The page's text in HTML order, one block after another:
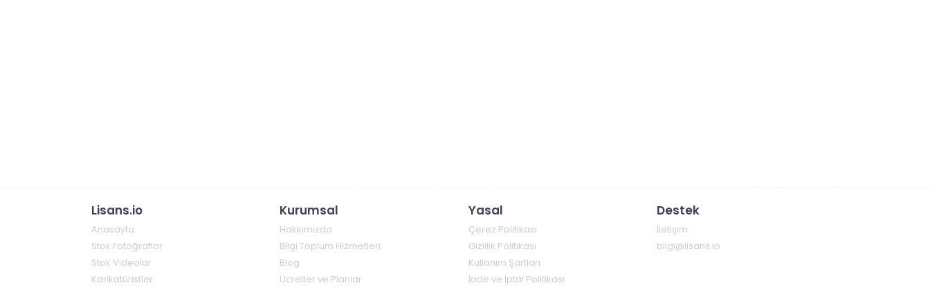
Lisans.io
Anasayfa
Stok Fotoğraflar
Stok Videolar
Karikatüristler
Kurumsal
Hakkımızda
Bilgi Toplum Hizmetleri
Blog
Ücretler ve Planlar
Yasal
Çerez Politikası
Gizlilik Politikası
Kullanım Şartları
İade ve İptal Politikası
Destek
İletişim
bilgi@lisans.io